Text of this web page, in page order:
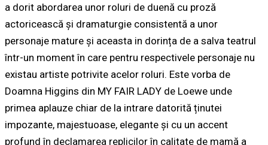
a dorit abordarea unor roluri de duenă cu proză
actoricească și dramaturgie consistentă a unor
personaje mature și aceasta in dorința de a salva teatrul
într-un moment în care pentru respectivele personaje nu
existau artiste potrivite acelor roluri. Este vorba de
Doamna Higgins din MY FAIR LADY de Loewe unde
primea aplauze chiar de la intrare datorită ținutei
impozante, majestuoase, elegante și cu un accent
profund în declamarea replicilor în calitate de mamă a